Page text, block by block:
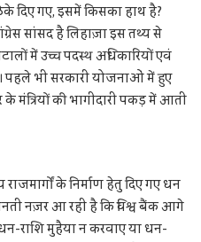
दिए गए, इसमें किसका हाथ है?
सांसद है लिहाज़ा इस तथ्य से
में उच्च पदस्थ अधिकारियों एवं
पहले भी सरकारी योजनाओं में हुए
के मंत्रियों की भागीदारी पकड़ में आती
राजमार्गों के निर्माण हेतु दिए गए धन
नज़र आ रही है कि विश्व बैंक आगे
राशि मुहैया न करवाए या धन-